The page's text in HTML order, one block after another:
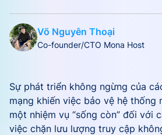
Võ Nguyên Thoại
Co-founder/CTO Mona Host
Sự phát triển không ngừng của
mạng khiến việc bảo vệ hệ thống
một nhiệm vụ “sống còn” đối với
việc chặn lưu lượng truy cập